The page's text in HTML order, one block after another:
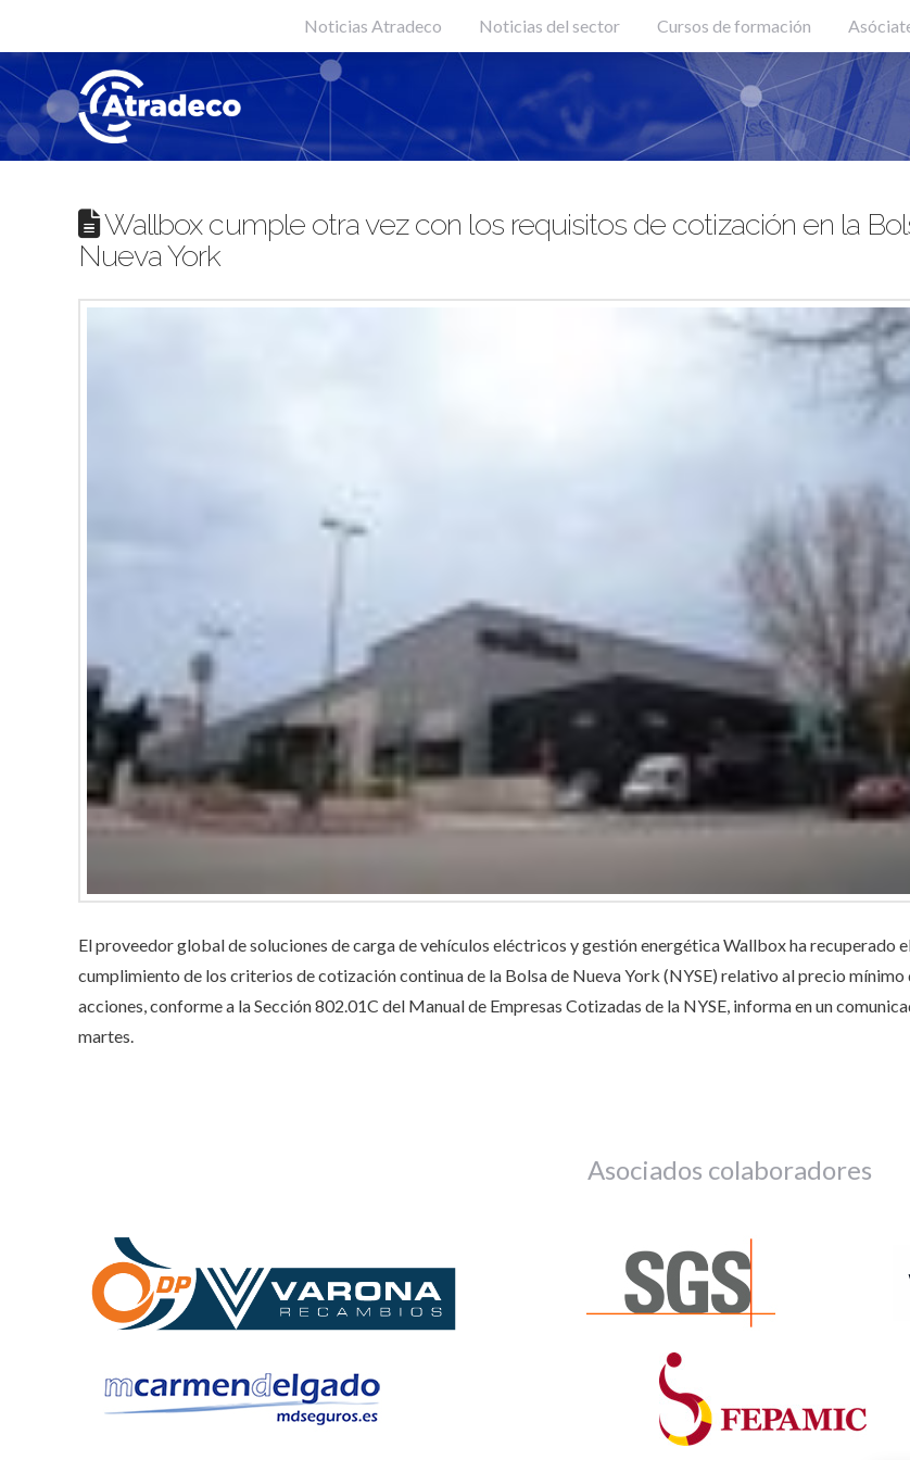
Noticias Atradeco Noticias del sector Cursos de formación
Wallbox cumple otra vez con los requisitos de cotización en la
Nueva York
El proveedor global de soluciones de carga de vehículos eléctricos y gestión energética Wallbox ha recuperado
cumplimiento de los criterios de cotización continua de la Bolsa de Nueva York (NYSE) relativo al precio mínimo
acciones, conforme a la Sección 802.01C del Manual de Empresas Cotizadas de la NYSE, informa en un
martes.
Asociados colaboradores